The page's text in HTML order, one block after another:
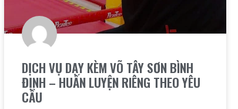
DỊCH VỤ DẠY KÈM VÕ TÂY SƠN BÌNH
ĐỊNH – HUẤN LUYỆN RIÊNG THEO YÊU
CẦU